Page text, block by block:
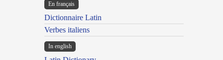
En français
Dictionnaire Latin
Verbes italiens
In english